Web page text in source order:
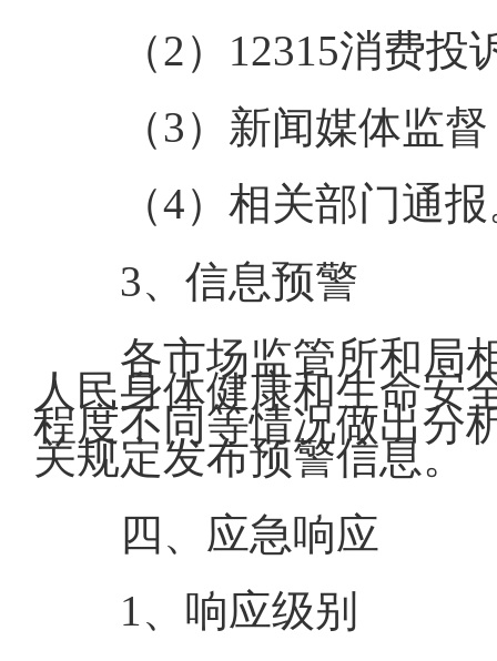
（2）12315消费
（3）新闻媒体监
（4）相关部门通
3、信息预警
各市场监管所和局
人民身体健康和生命安
程度不同等情况做出分
关规定发布预警信息。
四、应急响应
1、响应级别